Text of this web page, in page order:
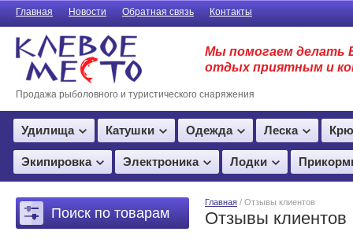
Главная Новости Обратная связь Контакты
Продажа рыболовного и туристического снаряжения
Мы помогаем делать
отдых приятным и
Удилища Катушки Одежда Леска
Экипировка Электроника Лодки
Поиск по товарам
Главная / Отзывы клиентов
Отзывы клиентов